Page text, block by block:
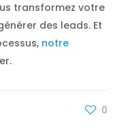
transformez votre
des leads. Et
notre
0